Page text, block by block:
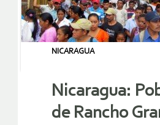
NICARAGUA
Nicaragua:
de Rancho